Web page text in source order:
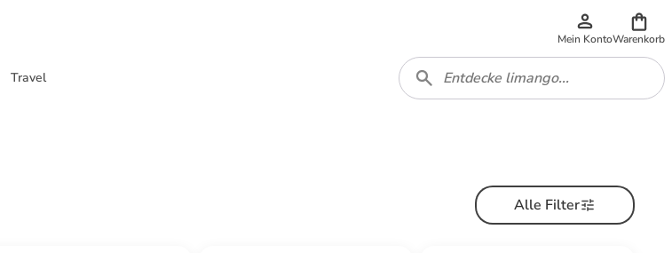
Mein KontoWarenkorb
Travel
Alle Filter